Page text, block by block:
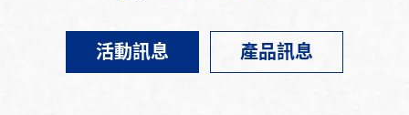
活動訊息 產品訊息